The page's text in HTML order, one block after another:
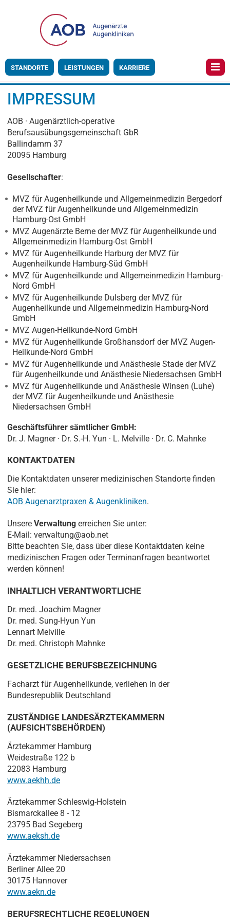
STANDORTE LEISTUNGEN KARRIERE
IMPRESSUM
AOB · Augenärztlich-operative
Berufsausübungsgemeinschaft GbR
Ballindamm 37
20095 Hamburg
Gesellschafter:
MVZ für Augenheilkunde und Allgemeinmedizin Bergedorf
der MVZ für Augenheilkunde und Allgemeinmedizin
Hamburg-Ost GmbH
MVZ Augenärzte Berne der MVZ für Augenheilkunde und
Allgemeinmedizin Hamburg-Ost GmbH
MVZ für Augenheilkunde Harburg der MVZ für
Augenheilkunde Hamburg-Süd GmbH
MVZ für Augenheilkunde und Allgemeinmedizin Hamburg-
Nord GmbH
MVZ für Augenheilkunde Dulsberg der MVZ für
Augenheilkunde und Allgemeinmedizin Hamburg-Nord
GmbH
MVZ Augen-Heilkunde-Nord GmbH
MVZ für Augenheilkunde Großhansdorf der MVZ Augen-
Heilkunde-Nord GmbH
MVZ für Augenheilkunde und Anästhesie Stade der MVZ
für Augenheilkunde und Anästhesie Niedersachsen GmbH
MVZ für Augenheilkunde und Anästhesie Winsen (Luhe)
der MVZ für Augenheilkunde und Anästhesie
Niedersachsen GmbH
Geschäftsführer sämtlicher GmbH:
Dr. J. Magner · Dr. S.-H. Yun · L. Melville · Dr. C. Mahnke
KONTAKTDATEN
Die Kontaktdaten unserer medizinischen Standorte finden
Sie hier:
AOB Augenarztpraxen & Augenkliniken.
Unsere Verwaltung erreichen Sie unter:
E-Mail: verwaltung@aob.net
Bitte beachten Sie, dass über diese Kontaktdaten keine
medizinischen Fragen oder Terminanfragen beantwortet
werden können!
INHALTLICH VERANTWORTLICHE
Dr. med. Joachim Magner
Dr. med. Sung-Hyun Yun
Lennart Melville
Dr. med. Christoph Mahnke
GESETZLICHE BERUFSBEZEICHNUNG
Facharzt für Augenheilkunde, verliehen in der
Bundesrepublik Deutschland
ZUSTÄNDIGE LANDESÄRZTEKAMMERN
(AUFSICHTSBEHÖRDEN)
Ärztekammer Hamburg
Weidestraße 122 b
22083 Hamburg
www.aekhh.de
Ärztekammer Schleswig-Holstein
Bismarckallee 8 - 12
23795 Bad Segeberg
www.aeksh.de
Ärztekammer Niedersachsen
Berliner Allee 20
30175 Hannover
www.aekn.de
BERUFSRECHTLICHE REGELUNGEN